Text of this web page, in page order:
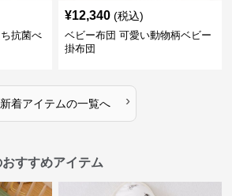
抗菌べ
¥12,340 (税込)
ベビー布団 可愛い動物柄ベビー
掛布団
新着アイテムの一覧へ ›
すすめアイテム